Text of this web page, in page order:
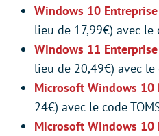
Windows 10 Entreprise
lieu de 17,99€) avec le
Windows 11 Enterprise
lieu de 20,49€) avec le
Microsoft Windows 10
24€) avec le code
Microsoft Windows 10